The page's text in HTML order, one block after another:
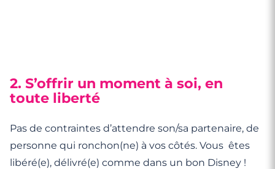
2. S’offrir un moment à soi, en
toute liberté
Pas de contraintes d’attendre son/sa partenaire, de
personne qui ronchon(ne) à vos côtés. Vous êtes
libéré(e), délivré(e) comme dans un bon Disney !